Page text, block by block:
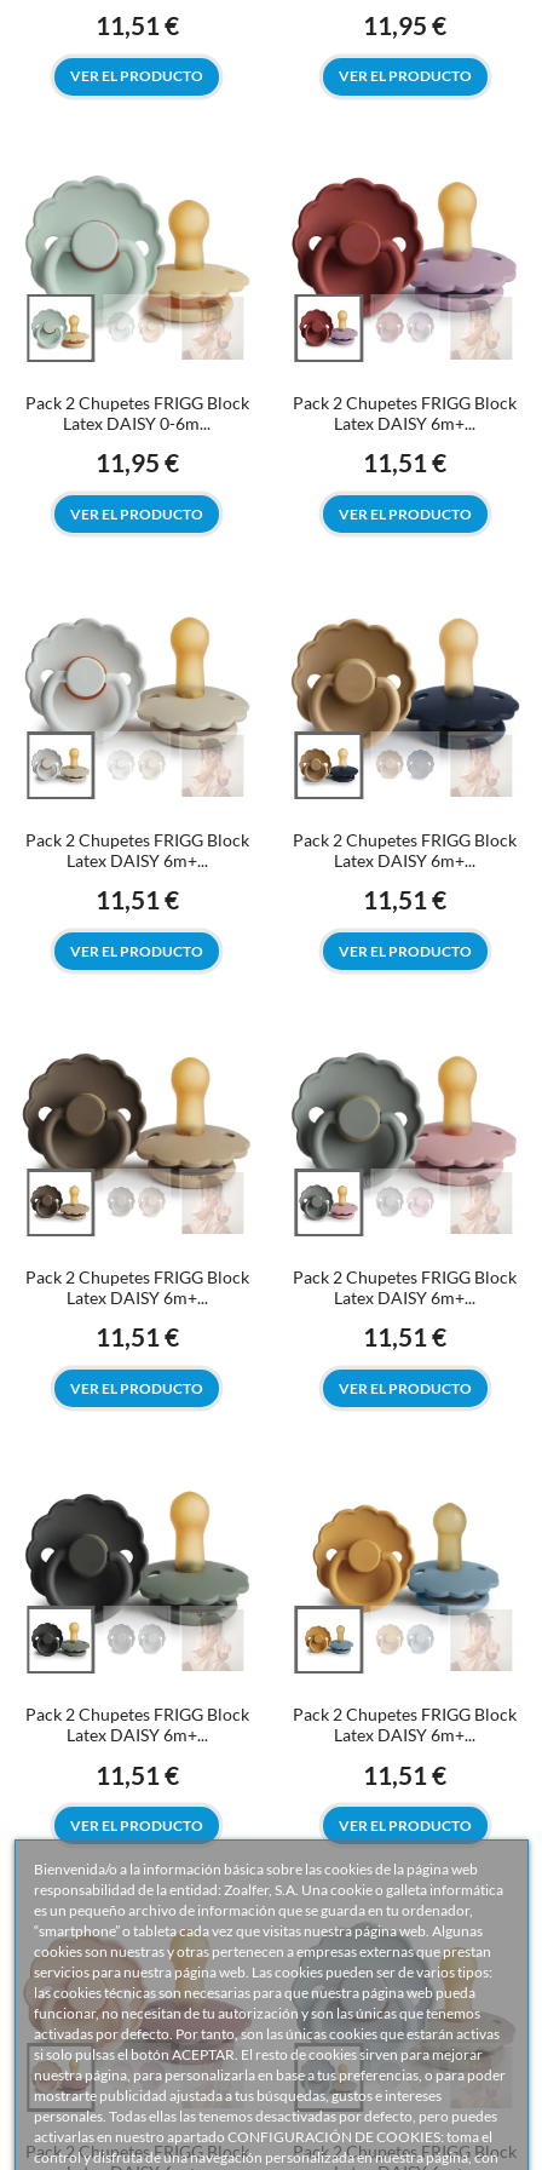
Bienvenida/o a la información básica sobre las cookies de la página web
responsabilidad de la entidad: Zoalfer, S.A. Una cookie o galleta informática
es un pequeño archivo de información que se guarda en tu ordenador,
“smartphone” o tableta cada vez que visitas nuestra página web. Algunas
cookies son nuestras y otras pertenecen a empresas externas que prestan
servicios para nuestra página web. Las cookies pueden ser de varios tipos:
las cookies técnicas son necesarias para que nuestra página web pueda
funcionar, no necesitan de tu autorización y son las únicas que tenemos
activadas por defecto. Por tanto, son las únicas cookies que estarán activas
si solo pulsas el botón ACEPTAR. El resto de cookies sirven para mejorar
nuestra página, para personalizarla en base a tus preferencias, o para poder
mostrarte publicidad ajustada a tus búsquedas, gustos e intereses
personales. Todas ellas las tenemos desactivadas por defecto, pero puedes
activarlas en nuestro apartado CONFIGURACIÓN DE COOKIES: toma el
control y disfruta de una navegación personalizada en nuestra página, con
Precio
11,51 €
VER EL PRODUCTO
Precio
11,95 €
VER EL PRODUCTO
Pack 2 Chupetes FRIGG Block
Latex DAISY 0-6m...
Precio
11,95 €
VER EL PRODUCTO
Pack 2 Chupetes FRIGG Block
Latex DAISY 6m+...
Precio
11,51 €
VER EL PRODUCTO
Pack 2 Chupetes FRIGG Block
Latex DAISY 6m+...
Precio
11,51 €
VER EL PRODUCTO
Pack 2 Chupetes FRIGG Block
Latex DAISY 6m+...
Precio
11,51 €
VER EL PRODUCTO
Pack 2 Chupetes FRIGG Block
Latex DAISY 6m+...
Precio
11,51 €
VER EL PRODUCTO
Pack 2 Chupetes FRIGG Block
Latex DAISY 6m+...
Precio
11,51 €
VER EL PRODUCTO
Pack 2 Chupetes FRIGG Block
Latex DAISY 6m+...
Precio
11,51 €
VER EL PRODUCTO
Pack 2 Chupetes FRIGG Block
Latex DAISY 6m+...
Precio
11,51 €
VER EL PRODUCTO
Pack 2 Chupetes FRIGG Block
Pack 2 Chupetes FRIGG Block